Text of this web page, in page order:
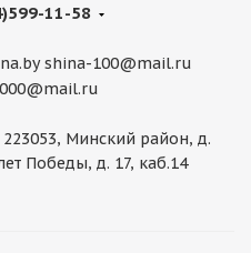
11-58
shina-100@mail.ru
223053, Минский район, д.
Победы, д. 17, каб.14